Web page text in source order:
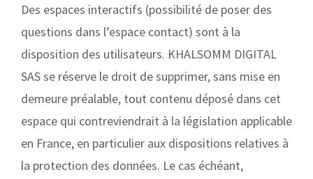
Des espaces interactifs (possibilité de poser des
questions dans l’espace contact) sont à la
disposition des utilisateurs. KHALSOMM DIGITAL
SAS se réserve le droit de supprimer, sans mise en
demeure préalable, tout contenu déposé dans cet
espace qui contreviendrait à la législation applicable
en France, en particulier aux dispositions relatives à
la protection des données. Le cas échéant,